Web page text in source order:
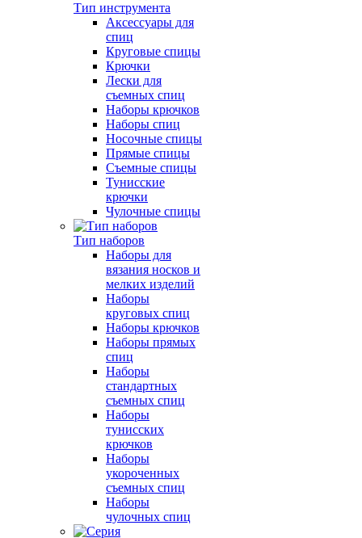
Тип инструмента
Аксессуары для
спиц
Круговые спицы
Крючки
Лески для
съемных спиц
Наборы крючков
Наборы спиц
Носочные спицы
Прямые спицы
Съемные спицы
Тунисские
крючки
Чулочные спицы
Тип наборов
Наборы для
вязания носков и
мелких изделий
Наборы
круговых спиц
Наборы крючков
Наборы прямых
спиц
Наборы
стандартных
съемных спиц
Наборы
тунисских
крючков
Наборы
укороченных
съемных спиц
Наборы
чулочных спиц